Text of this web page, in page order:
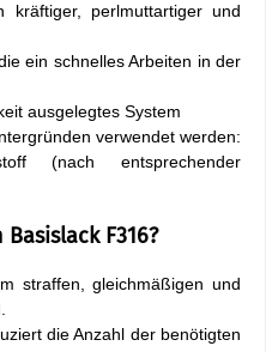
kräftiger, perlmuttartiger und
ein schnelles Arbeiten in der
ausgelegtes System
verwendet werden:
(nach entsprechender
F316?
straffen, gleichmäßigen und
die Anzahl der benötigten